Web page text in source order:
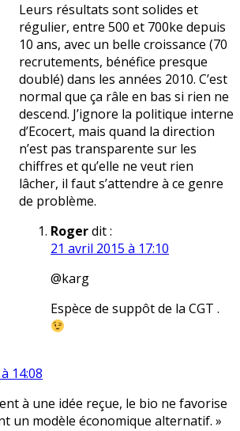
Leurs résultats sont solides et
régulier, entre 500 et 700ke depuis
10 ans, avec un belle croissance (70
recrutements, bénéfice presque
doublé) dans les années 2010. C’est
normal que ça râle en bas si rien ne
descend. J’ignore la politique interne
d’Ecocert, mais quand la direction
n’est pas transparente sur les
chiffres et qu’elle ne veut rien
lâcher, il faut s’attendre à ce genre
de problème.
Rogerdit :
21 avril 2015 à 17:10
@karg
Espèce de suppôt de la CGT .
14:08
à une idée reçue, le bio ne favorise
un modèle économique alternatif. »